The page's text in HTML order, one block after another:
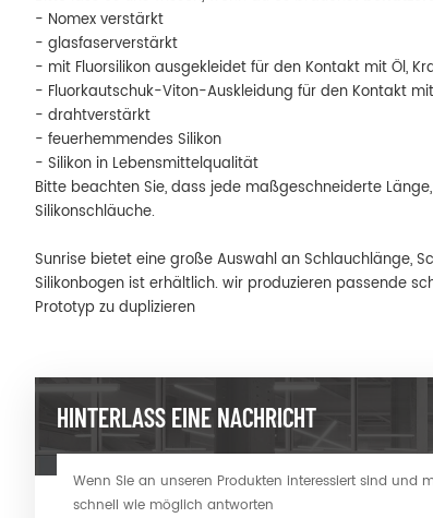
- Nomex verstärkt
- glasfaserverstärkt
- mit Fluorsilikon ausgekleidet für den Kontakt mit Öl,
- Fluorkautschuk-Viton-Auskleidung für den Kontakt
- drahtverstärkt
- feuerhemmendes Silikon
- Silikon in Lebensmittelqualität
Bitte beachten Sie, dass jede maßgeschneiderte
Silikonschläuche.
Sunrise bietet eine große Auswahl an Schlauchlänge,
Silikonbogen ist erhältlich. wir produzieren passende
Prototyp zu duplizieren
HINTERLASS EINE NACHRICHT
Wenn Sie an unseren Produkten interessiert sind und
schnell wie möglich antworten